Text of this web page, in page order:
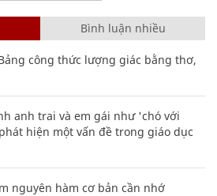
Bình luận nhiều
công thức lượng giác bằng thơ,
anh trai và em gái như 'chó với
hiện một vấn đề trong giáo dục
nguyên hàm cơ bản cần nhớ